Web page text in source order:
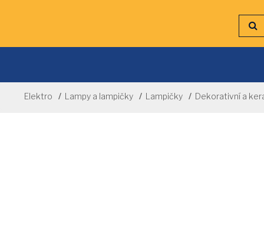
Elektro Lampy a lampičky Lampičky Dekorativní a